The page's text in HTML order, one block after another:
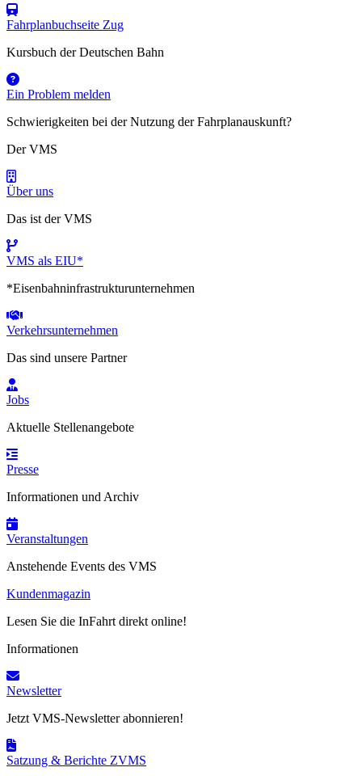
Fahrplanbuchseite Zug
Kursbuch der Deutschen Bahn
Ein Problem melden
Schwierigkeiten bei der Nutzung der Fahrplanauskunft?
Der VMS
Über uns
Das ist der VMS
VMS als EIU*
*Eisenbahninfrastrukturunternehmen
Verkehrsunternehmen
Das sind unsere Partner
Jobs
Aktuelle Stellenangebote
Presse
Informationen und Archiv
Veranstaltungen
Anstehende Events des VMS
Kundenmagazin
Lesen Sie die InFahrt direkt online!
Informationen
Newsletter
Jetzt VMS-Newsletter abonnieren!
Satzung & Berichte ZVMS